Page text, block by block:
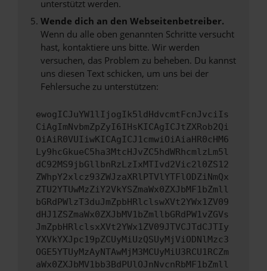
unterstützt werden.
Wende dich an den Webseitenbetreiber.
Wenn du alle oben genannten Schritte versucht
hast, kontaktiere uns bitte. Wir werden
versuchen, das Problem zu beheben. Du kannst
uns diesen Text schicken, um uns bei der
Fehlersuche zu unterstützen:
ewogICJuYW1lIjogIk5ldHdvcmtFcnJvciIs
CiAgImNvbmZpZyI6IHsKICAgICJtZXRob2Qi
OiAiR0VUIiwKICAgICJ1cmwiOiAiaHR0cHM6
Ly9hcGkueC5ha3MtcHJvZC5hdWRhcmlzLm5l
dC92MS9jbGllbnRzLzIxMTIvd2Vic2l0ZS12
ZWhpY2xlcz93ZWJzaXRlPTVlYTFlODZiNmQx
ZTU2YTUwMzZiY2VkYSZmaWx0ZXJbMF1bZmll
bGRdPWlzT3duJmZpbHRlclswXVt2YWx1ZV09
dHJ1ZSZmaWx0ZXJbMV1bZmllbGRdPW1vZGVs
JmZpbHRlclsxXVt2YWx1ZV09JTVCJTdCJTIy
YXVkYXJpc19pZCUyMiUzQSUyMjViODNlMzc3
OGE5YTUyMzAyNTAwMjM3MCUyMiU3RCU1RCZm
aWx0ZXJbMV1bb3BdPUlOJnNvcnRbMF1bZmll